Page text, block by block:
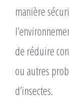
manière
de réduire
ou autres
d’insectes.